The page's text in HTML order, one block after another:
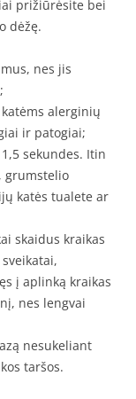
prižiūrėsite bei
dėžę.
nes jis
alerginių
ir patogiai;
sekundes. Itin
grumstelio
katės tualete ar
skaidus kraikas
į aplinką kraikas
nes lengvai
nesukeliant
taršos.